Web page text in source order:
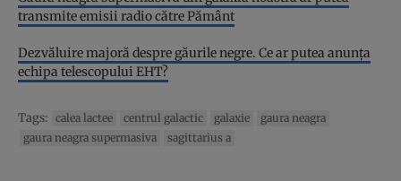
transmite emisii radio către Pământ
Dezvăluire majoră despre găurile negre. Ce ar putea anunța
echipa telescopului EHT?
Tags: calea lactee centrul galactic galaxie
gaura neagra
gaura neagra supermasiva
sagittarius a